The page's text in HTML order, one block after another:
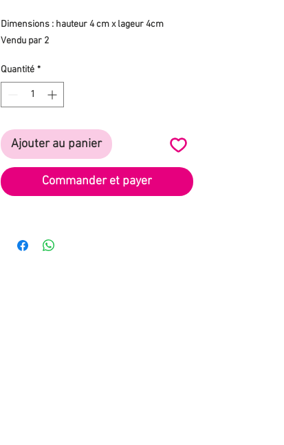
Dimensions : hauteur 4 cm x lageur 4cm
Vendu par 2
Quantité *
Ajouter au panier
Commander et payer